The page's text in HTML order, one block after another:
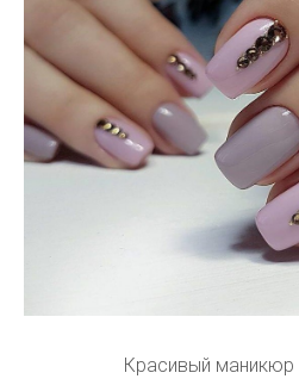
Красивый маникюр